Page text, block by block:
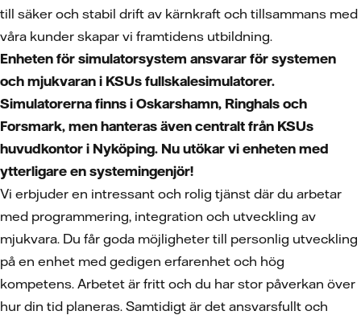
till säker och stabil drift av kärnkraft och tillsammans med
våra kunder skapar vi framtidens utbildning.
Enheten för simulatorsystem ansvarar för systemen
och mjukvaran i KSUs fullskalesimulatorer.
Simulatorerna finns i Oskarshamn, Ringhals och
Forsmark, men hanteras även centralt från KSUs
huvudkontor i Nyköping. Nu utökar vi enheten med
ytterligare en systemingenjör!
Vi erbjuder en intressant och rolig tjänst där du arbetar
med programmering, integration och utveckling av
mjukvara. Du får goda möjligheter till personlig utveckling
på en enhet med gedigen erfarenhet och hög
kompetens. Arbetet är fritt och du har stor påverkan över
hur din tid planeras. Samtidigt är det ansvarsfullt och